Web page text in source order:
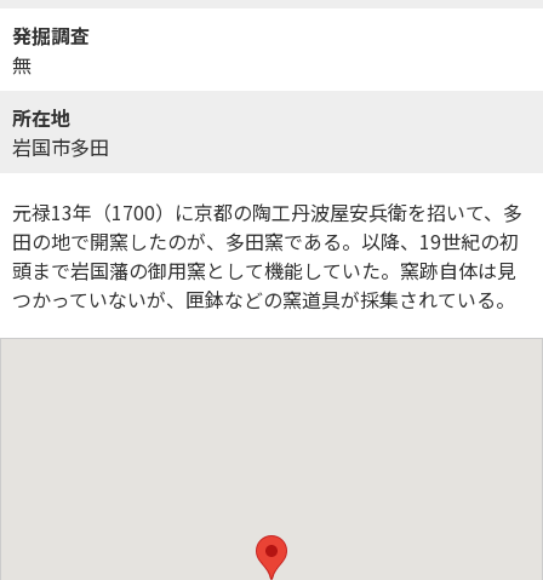
発掘調査
無
所在地
岩国市多田
元禄13年（1700）に京都の陶工丹波屋安兵衛を招いて、多
田の地で開窯したのが、多田窯である。以降、19世紀の初
頭まで岩国藩の御用窯として機能していた。窯跡自体は見
つかっていないが、匣鉢などの窯道具が採集されている。